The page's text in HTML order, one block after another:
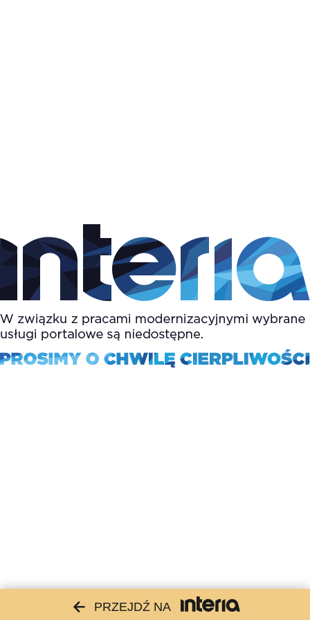
PRZEJDŹ NA